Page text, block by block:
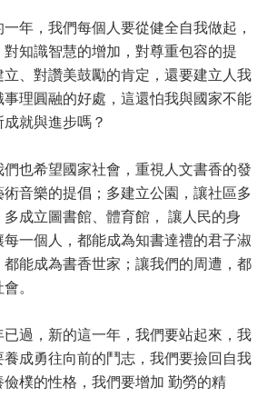
，我們每個人要從健全自我做起，
知識智慧的增加，對尊重包容的提
、對讚美鼓勵的肯定，還要建立人我
理圓融的好處，這還怕我與國家不能
就與進步嗎？
希望國家社會，重視人文書香的發
音樂的提倡；多建立公園，讓社區多
成立圖書館、體育館， 讓人民的身
一個人，都能成為知書達禮的君子淑
能成為書香世家；讓我們的周遭，都
。
，新的這一年，我們要站起來，我
成勇往向前的鬥志，我們要撿回自我
樸的性格，我們要增加 勤勞的精